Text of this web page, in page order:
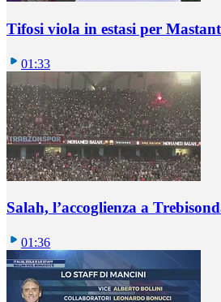
Tifosi viola in estasi per
01:33
Salah, l’accoglienza a
01:36